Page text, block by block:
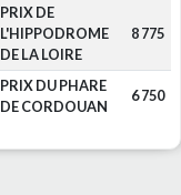
PRIX DE
L'HIPPODROME
DE LA LOIRE
8 775
PRIX DU PHARE
DE CORDOUAN
6 750